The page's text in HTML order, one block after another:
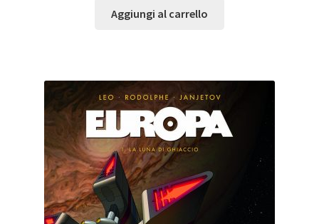
Aggiungi al carrello